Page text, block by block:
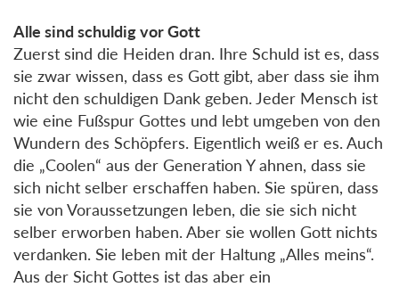
Alle sind schuldig vor Gott
Zuerst sind die Heiden dran. Ihre Schuld ist es, dass
sie zwar wissen, dass es Gott gibt, aber dass sie ihm
nicht den schuldigen Dank geben. Jeder Mensch ist
wie eine Fußspur Gottes und lebt umgeben von den
Wundern des Schöpfers. Eigentlich weiß er es. Auch
die „Coolen“ aus der Generation Y ahnen, dass sie
sich nicht selber erschaffen haben. Sie spüren, dass
sie von Voraussetzungen leben, die sie sich nicht
selber erworben haben. Aber sie wollen Gott nichts
verdanken. Sie leben mit der Haltung „Alles meins“.
Aus der Sicht Gottes ist das aber ein